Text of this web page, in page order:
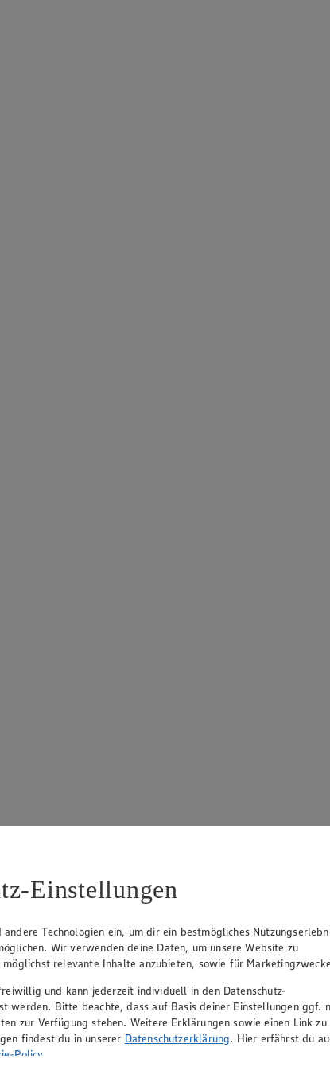
Ulf-U. Plath (Vorstandsmitglied),
(Geschäftsführer), Ulf-U. Plath (Geschäftsführer),
Einstellungen
andere Technologien ein, um dir ein bestmögliches
Wir verwenden deine Daten, um unsere Website zu
relevante Inhalte anzubieten, sowie für
und kann jederzeit individuell in den Datenschutz-
werden. Bitte beachte, dass auf Basis deiner Einstellungen ggf.
zur Verfügung stehen. Weitere Erklärungen sowie einen Link zu
findest du in unserer Datenschutzerklärung. Hier erfährst du
Policy.